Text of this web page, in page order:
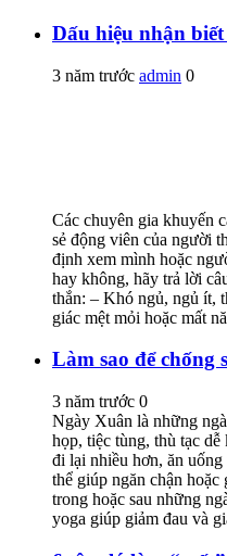
Dấu hiệu nhận
3 năm trước admin 0
Các chuyên gia khuyến
sẻ động viên của người
định xem mình hoặc
hay không, hãy trả lời
thắn: – Khó ngủ, ngủ ít,
giác mệt mỏi hoặc mất
Làm sao để chống
3 năm trước 0
Ngày Xuân là những
họp, tiệc tùng, thù tạc
đi lại nhiều hơn, ăn
thể giúp ngăn chận
trong hoặc sau những
yoga giúp giảm đau và